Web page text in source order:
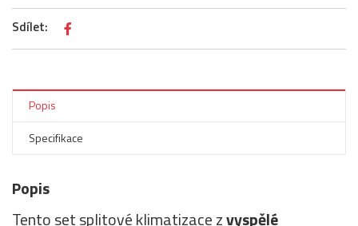
Sdílet:
Popis
Specifikace
Popis
Tento set splitové klimatizace zvyspělé